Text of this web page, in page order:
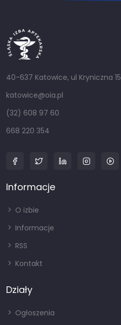
40-637 Katowice, ul Kryniczna 15
katowice@oia.pl
(32) 608 97 60
668 220 354
Informacje
O izbie
Informacje
RSS
Kontakt
Działy
Ogłoszenia